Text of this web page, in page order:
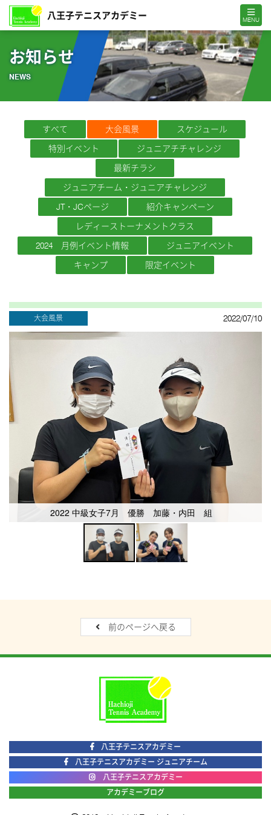
MENU
お知らせ
NEWS
すべて 大会風景
スケジュール
特別イベント
ジュニアチチャレンジ
最新チラシ
ジュニアチーム・ジュニアチャレンジ
JT・JCページ
紹介キャンペーン
レディーストーナメントクラス
2024 月例イベント情報
ジュニアイベント
キャンプ
限定イベント
大会風景 2022/07/10
2022 中級女子7月 優勝 加藤・内田 組
前のページへ戻る
八王子テニスアカデミー
八王子テニスアカデミー ジュニアチーム
八王子テニスアカデミー
アカデミーブログ